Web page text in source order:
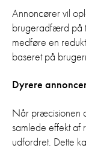
Annoncører vil
brugeradfærd på
medføre en
baseret på
Dyrere
Når præcisionen
samlede effekt af
udfordret. Dette